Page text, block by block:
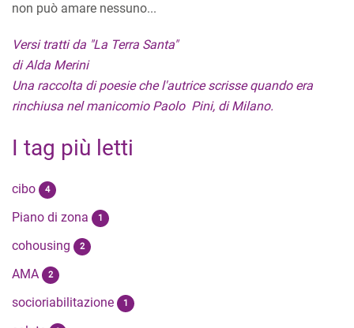
non può amare nessuno...
Versi tratti da "La Terra Santa"
di Alda Merini
Una raccolta di poesie che l'autrice scrisse quando era
rinchiusa nel manicomio Paolo Pini, di Milano.
I tag più letti
cibo 4
Piano di zona 1
cohousing 2
AMA 2
socioriabilitazione 1